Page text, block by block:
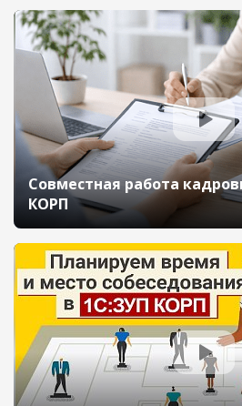
Совместная работа
КОРП